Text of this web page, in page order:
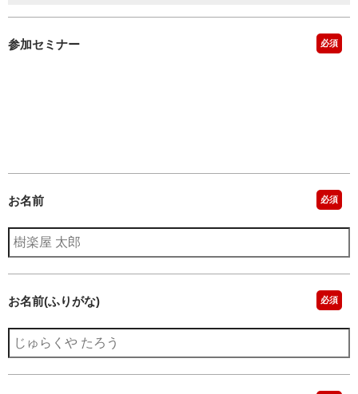
参加セミナー 必須
お名前 必須
お名前(ふりがな) 必須